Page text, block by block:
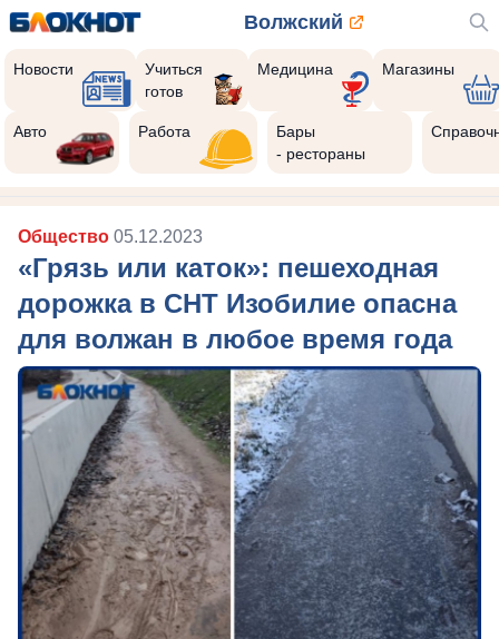
Волжский
Новости
Учиться
готов
Медицина Магазины
Авто Работа
Бары
- рестораны
Общество 05.12.2023
«Грязь или каток»: пешеходная
дорожка в СНТ Изобилие опасна
для волжан в любое время года